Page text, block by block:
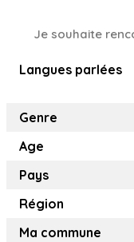
Je souhaite
Langues parlées
Genre
Age
Pays
Région
Ma commune